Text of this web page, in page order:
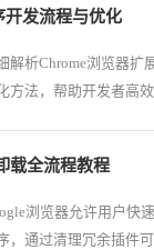
开发流程与优化
解析Chrome浏览器扩
方法，帮助开发者高
载全流程教程
浏览器允许用户快
，通过清理冗余插件